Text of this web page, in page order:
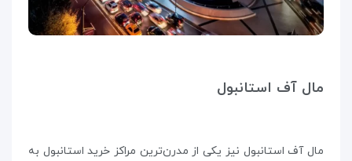
مال آف استانبول
مال آف استانبول نیز یکی از مدرن‌ترین مراکز خرید استانبول به